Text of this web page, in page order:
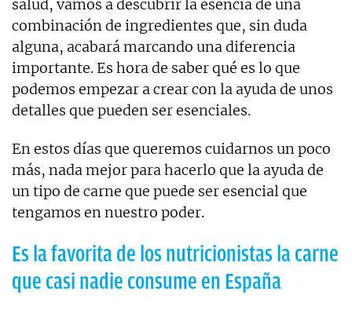
salud, vamos a descubrir la esencia de una
combinación de ingredientes que, sin duda
alguna, acabará marcando una diferencia
importante. Es hora de saber qué es lo que
podemos empezar a crear con la ayuda de unos
detalles que pueden ser esenciales.
En estos días que queremos cuidarnos un poco
más, nada mejor para hacerlo que la ayuda de
un tipo de carne que puede ser esencial que
tengamos en nuestro poder.
Es la favorita de los nutricionistas la carne
que casi nadie consume en España